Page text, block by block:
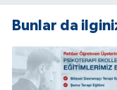
Bunlar da